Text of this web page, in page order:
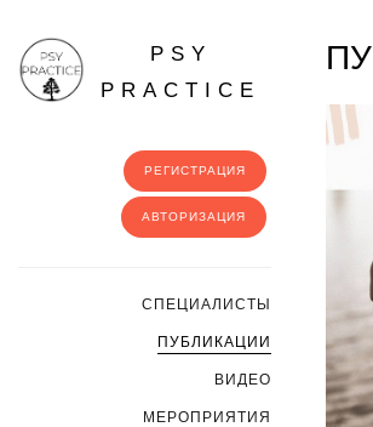
PSY
PRACTICE
РЕГИСТРАЦИЯ
АВТОРИЗАЦИЯ
CПЕЦИАЛИСТЫ
ПУБЛИКАЦИИ
ВИДЕО
МЕРОПРИЯТИЯ